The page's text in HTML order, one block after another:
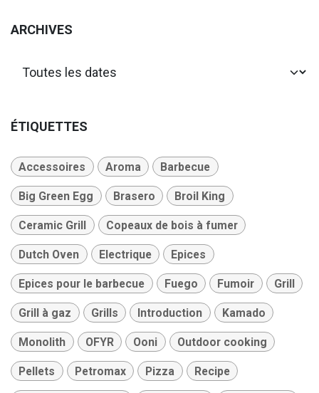
ARCHIVES
ÉTIQUETTES
Accessoires Aroma Barbecue
Big Green Egg Brasero Broil King
Ceramic Grill Copeaux de bois à fumer
Dutch Oven Electrique Epices
Epices pour le barbecue Fuego Fumoir Grill
Grill à gaz Grills Introduction Kamado
Monolith OFYR Ooni Outdoor cooking
Pellets Petromax Pizza Recipe